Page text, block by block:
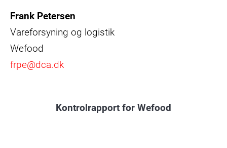
Frank Petersen
Vareforsyning og logistik
Wefood
frpe@dca.dk
Kontrolrapport for Wefood